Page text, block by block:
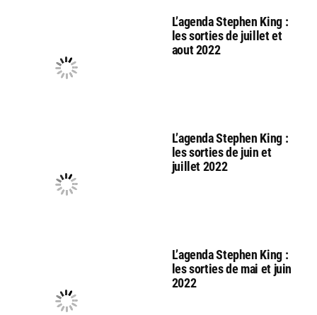
L’agenda Stephen King :
les sorties de juillet et
aout 2022
L’agenda Stephen King :
les sorties de juin et
juillet 2022
L’agenda Stephen King :
les sorties de mai et juin
2022